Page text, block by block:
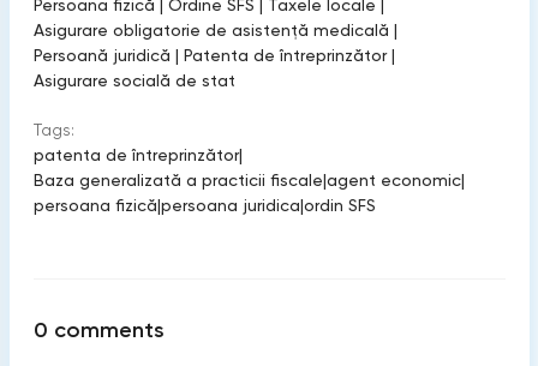
Persoana fizică Ordine SFS Taxele locale
Asigurare obligatorie de asistenţă medicală |
Persoană juridică | Patenta de întreprinzător |
Asigurare socială de stat
Tags:
patenta de întreprinzător|
Baza generalizată a practicii fiscale|agent economic|
persoana fizică|persoana juridica|ordin SFS
0 comments